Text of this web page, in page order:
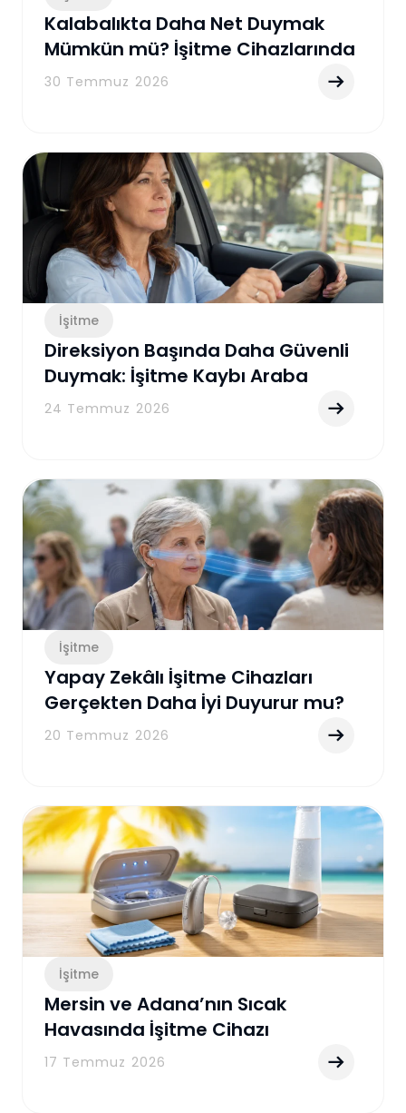
Kalabalıkta Daha Net Duymak
Mümkün mü? İşitme Cihazlarında
Gürültü Azaltma Teknolojisi
30 Temmuz 2026
İşitme
Direksiyon Başında Daha Güvenli
Duymak: İşitme Kaybı Araba
Kullanırken Nelere Yol Açabilir?
24 Temmuz 2026
İşitme
Yapay Zekâlı İşitme Cihazları
Gerçekten Daha İyi Duyurur mu?
Yeni Nesil İşitme Teknolojilerini
20 Temmuz 2026
İşitme
Mersin ve Adana’nın Sıcak
Havasında İşitme Cihazı
Kullanımı: Nem, Ter ve Bakım İçin
17 Temmuz 2026